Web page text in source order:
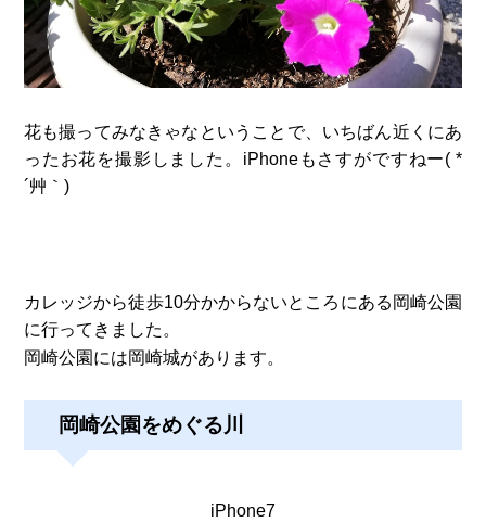
花も撮ってみなきゃなということで、いちばん近くにあ
ったお花を撮影しました。iPhoneもさすがですねー( *
´艸｀)
カレッジから徒歩10分かからないところにある岡崎公園
に行ってきました。
岡崎公園には岡崎城があります。
岡崎公園をめぐる川
iPhone7